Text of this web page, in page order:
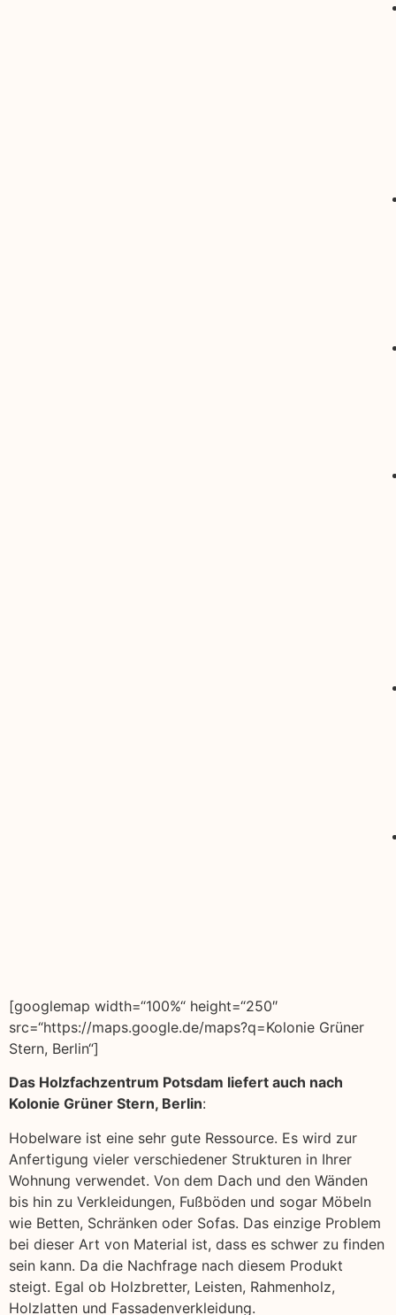
[googlemap width=“100%“ height=“250″
src=“https://maps.google.de/maps?q=Kolonie Grüner
Stern, Berlin“]
Das Holzfachzentrum Potsdam liefert auch nach
Kolonie Grüner Stern, Berlin:
Hobelware ist eine sehr gute Ressource. Es wird zur
Anfertigung vieler verschiedener Strukturen in Ihrer
Wohnung verwendet. Von dem Dach und den Wänden
bis hin zu Verkleidungen, Fußböden und sogar Möbeln
wie Betten, Schränken oder Sofas. Das einzige Problem
bei dieser Art von Material ist, dass es schwer zu finden
sein kann. Da die Nachfrage nach diesem Produkt
steigt. Egal ob Holzbretter, Leisten, Rahmenholz,
Holzlatten und Fassadenverkleidung.